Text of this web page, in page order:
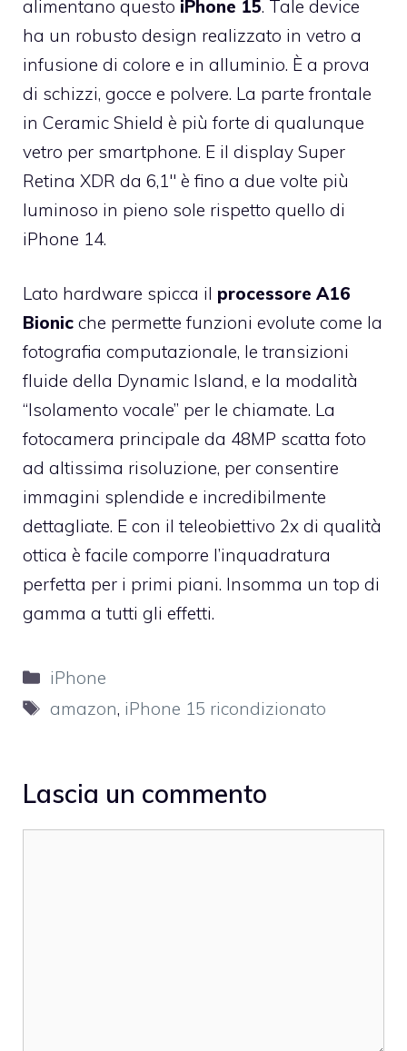
alimentano questo iPhone 15. Tale device
ha un robusto design realizzato in vetro a
infusione di colore e in alluminio. È a prova
di schizzi, gocce e polvere. La parte frontale
in Ceramic Shield è più forte di qualunque
vetro per smartphone. E il display Super
Retina XDR da 6,1″ è fino a due volte più
luminoso in pieno sole rispetto quello di
iPhone 14.
Lato hardware spicca il processore A16
Bionic che permette funzioni evolute come la
fotografia computazionale, le transizioni
fluide della Dynamic Island, e la modalità
“Isolamento vocale” per le chiamate. La
fotocamera principale da 48MP scatta foto
ad altissima risoluzione, per consentire
immagini splendide e incredibilmente
dettagliate. E con il teleobiettivo 2x di qualità
ottica è facile comporre l’inquadratura
perfetta per i primi piani. Insomma un top di
gamma a tutti gli effetti.
Categorie
iPhone
Tag
amazon, iPhone 15 ricondizionato
Lascia un commento